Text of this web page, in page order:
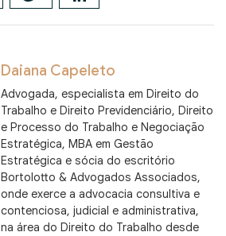
Daiana Capeleto
Advogada, especialista em Direito do
Trabalho e Direito Previdenciário, Direito
e Processo do Trabalho e Negociação
Estratégica, MBA em Gestão
Estratégica e sócia do escritório
Bortolotto & Advogados Associados,
onde exerce a advocacia consultiva e
contenciosa, judicial e administrativa,
na área do Direito do Trabalho desde